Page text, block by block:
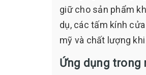
giữ cho sản phẩm
dụ, các tấm kính
mỹ và chất lượng
Ứng dụng trong